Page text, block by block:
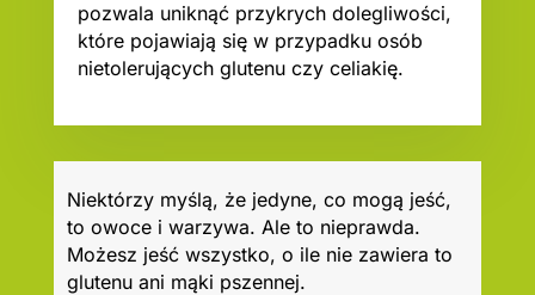
pozwala uniknąć przykrych dolegliwości,
które pojawiają się w przypadku osób
nietolerujących glutenu czy celiakię.
Niektórzy myślą, że jedyne, co mogą jeść,
to owoce i warzywa. Ale to nieprawda.
Możesz jeść wszystko, o ile nie zawiera to
glutenu ani mąki pszennej.